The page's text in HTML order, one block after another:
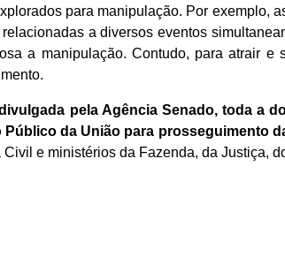
para manipulação. Por exemplo,
a diversos eventos
a manipulação. Contudo, para atrair
pela Agência Senado, toda a
Público da União para prosseguimento
e ministérios da Fazenda, da Justiça,